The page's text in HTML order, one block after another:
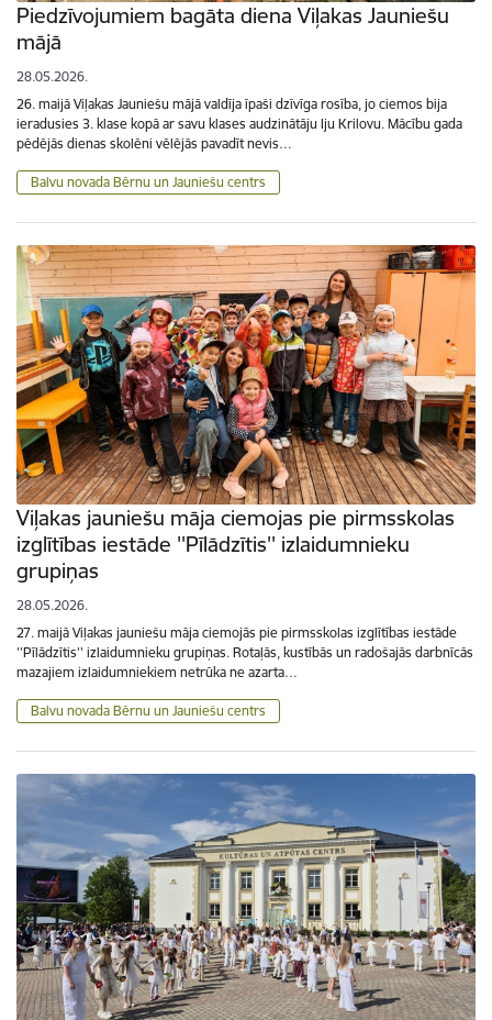
Piedzīvojumiem bagāta diena Viļakas Jauniešu
mājā
28.05.2026.
26. maijā Viļakas Jauniešu mājā valdīja īpaši dzīvīga rosība, jo ciemos bija
ieradusies 3. klase kopā ar savu klases audzinātāju Iju Krilovu. Mācību gada
pēdējās dienas skolēni vēlējās pavadīt nevis…
Balvu novada Bērnu un Jauniešu centrs
Viļakas jauniešu māja ciemojas pie pirmsskolas
izglītības iestāde ''Pīlādzītis'' izlaidumnieku
grupiņas
28.05.2026.
27. maijā Viļakas jauniešu māja ciemojās pie pirmsskolas izglītības iestāde
''Pīlādzītis'' izlaidumnieku grupiņas. Rotaļās, kustībās un radošajās darbnīcās
mazajiem izlaidumniekiem netrūka ne azarta…
Balvu novada Bērnu un Jauniešu centrs